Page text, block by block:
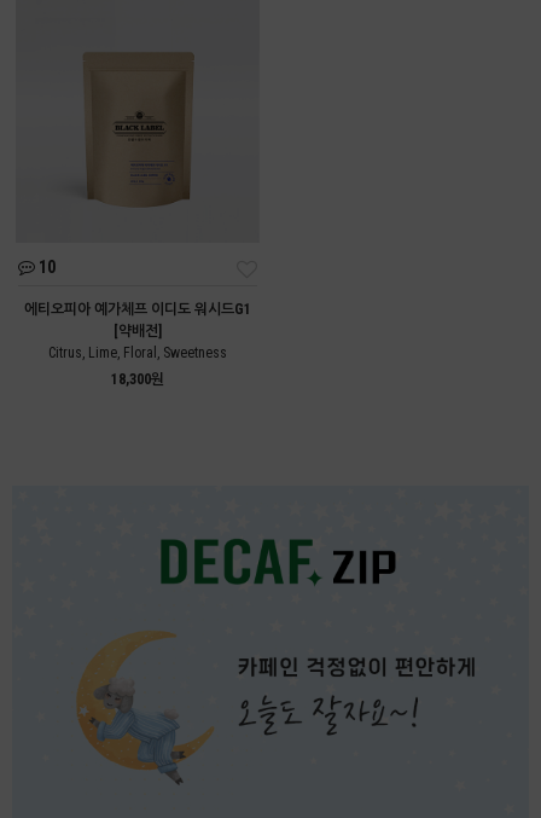
10
에티오피아 예가체프 이디도 워시드G1
[약배전]
Citrus, Lime, Floral, Sweetness
18,300원